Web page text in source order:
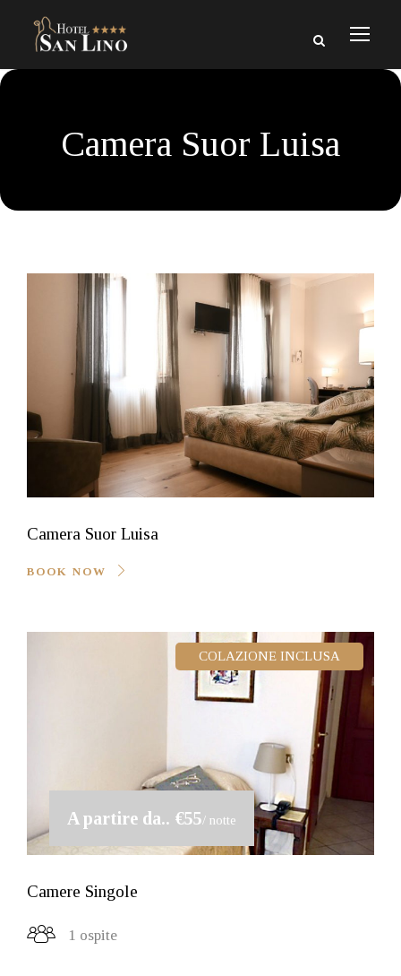
Camera Suor Luisa
Camera Suor Luisa
BOOK NOW
A partire da.. €55/ notte
COLAZIONE INCLUSA
Camere Singole
1 ospite